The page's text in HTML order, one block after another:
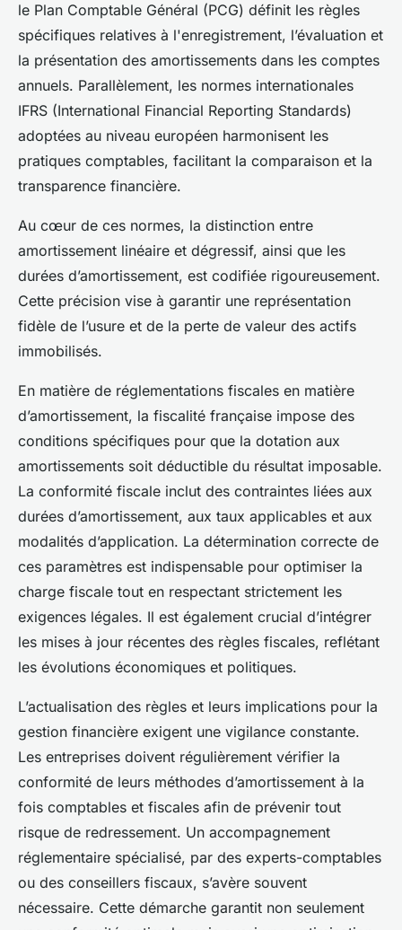
le Plan Comptable Général (PCG) définit les règles
spécifiques relatives à l'enregistrement, l’évaluation et
la présentation des amortissements dans les comptes
annuels. Parallèlement, les normes internationales
IFRS (International Financial Reporting Standards)
adoptées au niveau européen harmonisent les
pratiques comptables, facilitant la comparaison et la
transparence financière.
Au cœur de ces normes, la distinction entre
amortissement linéaire et dégressif, ainsi que les
durées d’amortissement, est codifiée rigoureusement.
Cette précision vise à garantir une représentation
fidèle de l’usure et de la perte de valeur des actifs
immobilisés.
En matière de réglementations fiscales en matière
d’amortissement, la fiscalité française impose des
conditions spécifiques pour que la dotation aux
amortissements soit déductible du résultat imposable.
La conformité fiscale inclut des contraintes liées aux
durées d’amortissement, aux taux applicables et aux
modalités d’application. La détermination correcte de
ces paramètres est indispensable pour optimiser la
charge fiscale tout en respectant strictement les
exigences légales. Il est également crucial d’intégrer
les mises à jour récentes des règles fiscales, reflétant
les évolutions économiques et politiques.
L’actualisation des règles et leurs implications pour la
gestion financière exigent une vigilance constante.
Les entreprises doivent régulièrement vérifier la
conformité de leurs méthodes d’amortissement à la
fois comptables et fiscales afin de prévenir tout
risque de redressement. Un accompagnement
réglementaire spécialisé, par des experts-comptables
ou des conseillers fiscaux, s’avère souvent
nécessaire. Cette démarche garantit non seulement